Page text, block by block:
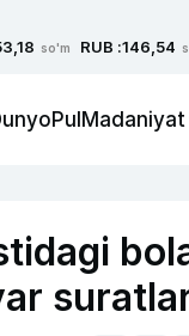
so'm RUB :146,54
PulMadaniyat